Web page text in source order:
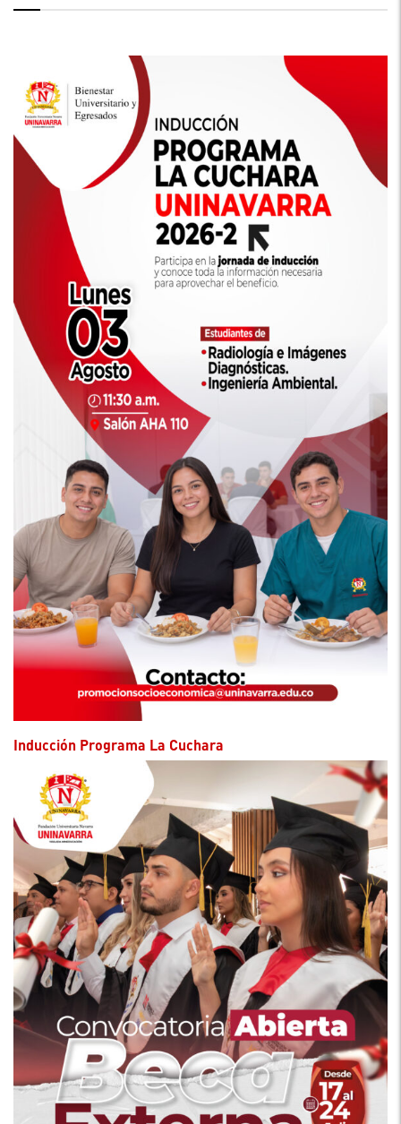
Inducción Programa La Cuchara